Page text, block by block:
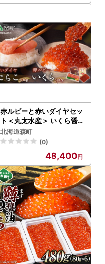
赤ルビーと赤いダイヤセッ
ト＜丸太水産＞ いくら醤
油漬け たらこ いくら イク
ラ しょうゆ漬け 海産物 加
工品 セット 森町 ふるさと
納税 北海道 mr1-1314
北海道森町
(0)
48,400